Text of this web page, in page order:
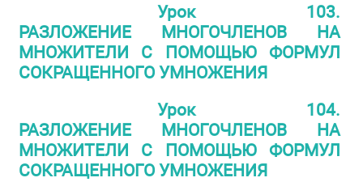
Урок 103.
РАЗЛОЖЕНИЕ МНОГОЧЛЕНОВ НА
МНОЖИТЕЛИ С ПОМОЩЬЮ ФОРМУЛ
СОКРАЩЕННОГО УМНОЖЕНИЯ
Урок 104.
РАЗЛОЖЕНИЕ МНОГОЧЛЕНОВ НА
МНОЖИТЕЛИ С ПОМОЩЬЮ ФОРМУЛ
СОКРАЩЕННОГО УМНОЖЕНИЯ